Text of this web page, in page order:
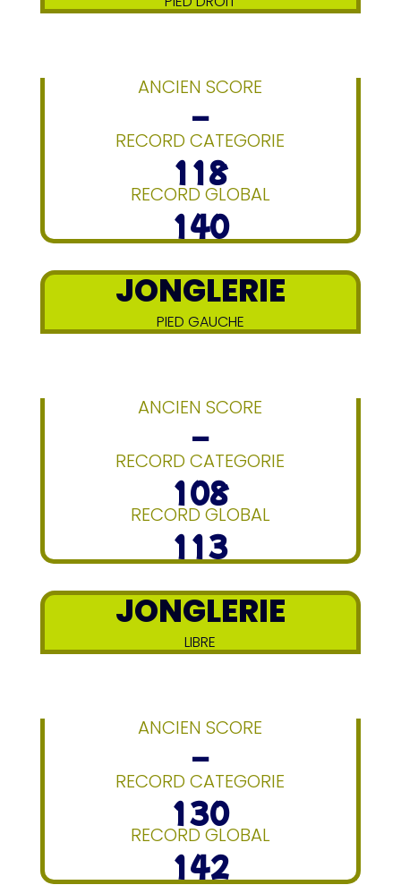
ANCIEN SCORE
–
RECORD CATEGORIE
118
RECORD GLOBAL
140
JONGLERIE
PIED GAUCHE
ANCIEN SCORE
–
RECORD CATEGORIE
108
RECORD GLOBAL
113
JONGLERIE
LIBRE
ANCIEN SCORE
–
RECORD CATEGORIE
130
RECORD GLOBAL
142